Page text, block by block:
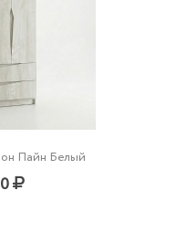
Пайн Белый